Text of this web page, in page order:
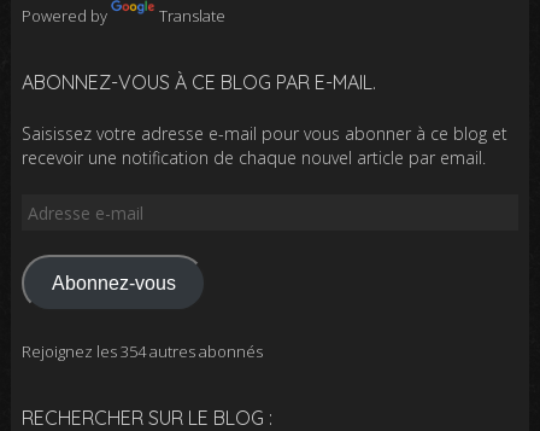
Powered by Translate
ABONNEZ-VOUS À CE BLOG PAR E-MAIL.
Saisissez votre adresse e-mail pour vous abonner à ce blog et
recevoir une notification de chaque nouvel article par email.
Adresse
mail
Abonnez-vous
Rejoignez les 354 autres abonnés
RECHERCHER SUR LE BLOG :